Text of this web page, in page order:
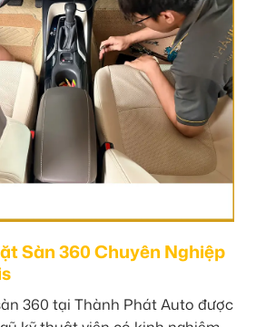
Sàn 360 Chuyên Nghiệp
360 tại Thành Phát Auto được